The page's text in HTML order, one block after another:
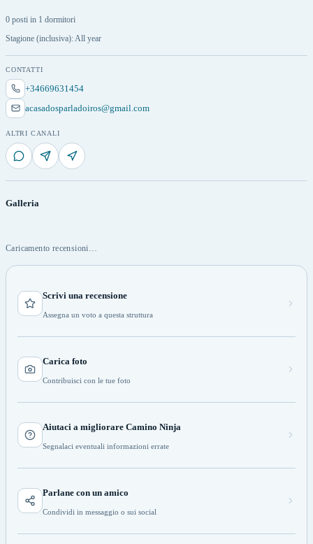
0 posti in 1 dormitori
Stagione (inclusiva): All year
CONTATTI
+34669631454
acasadosparladoiros@gmail.com
ALTRI CANALI
Galleria
Caricamento recensioni…
Scrivi una recensione
Assegna un voto a questa struttura
Carica foto
Contribuisci con le tue foto
Aiutaci a migliorare Camino Ninja
Segnalaci eventuali informazioni errate
Parlane con un amico
Condividi in messaggio o sui social